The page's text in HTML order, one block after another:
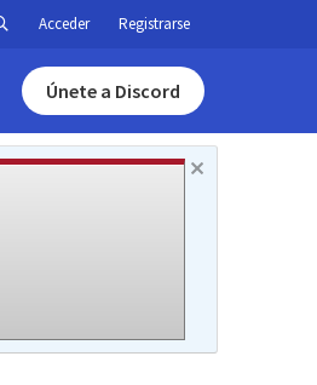
Acceder Registrarse
Únete a Discord